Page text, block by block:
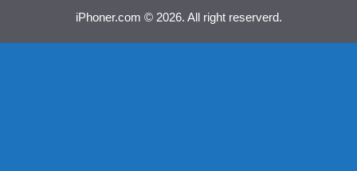
iPhoner.com © 2026. All right reserverd.